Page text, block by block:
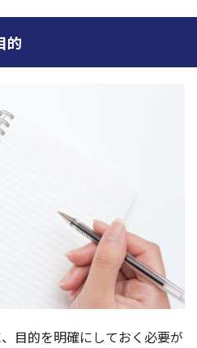
的
目的を明確にしておく必要が